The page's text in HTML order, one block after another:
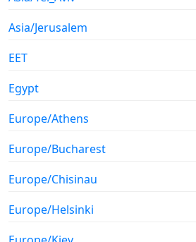
Asia/Jerusalem
EET
Egypt
Europe/Athens
Europe/Bucharest
Europe/Chisinau
Europe/Helsinki